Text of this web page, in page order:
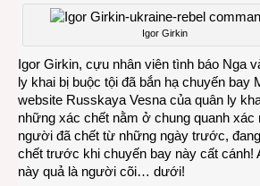
Igor Girkin
Igor Girkin, cựu nhân viên tình báo Nga
ly khai bị buộc tội đã bắn hạ chuyến bay
website Russkaya Vesna của quân ly
những xác chết nằm ở chung quanh xác
người đã chết từ những ngày trước,
chết trước khi chuyến bay này cất cánh!
này quả là người cõi… dưới!